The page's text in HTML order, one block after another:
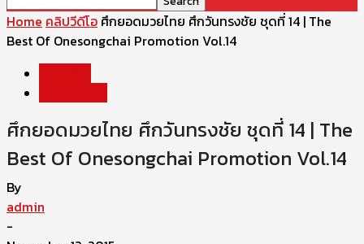
Home คลิปวีดีโอ ศึกยอดมวยไทย ศึกวันทรงชัย ชุดที่ 14 | The
Best Of Onesongchai Promotion Vol.14
ศึกยอดมวยไทย ศึกวันทรงชัย ชุดที่ 14 | The
Best Of Onesongchai Promotion Vol.14
By
admin
-